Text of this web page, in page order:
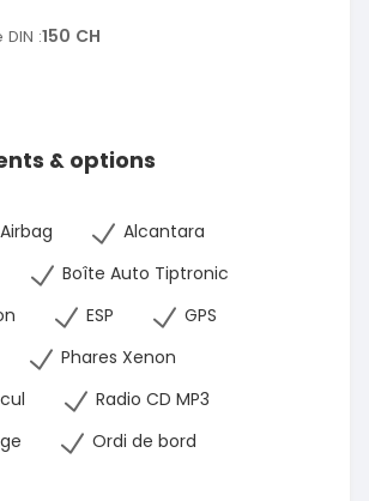
:150 CH
& options
Airbag
Alcantara
Boîte Auto Tiptronic
ESP
GPS
Phares Xenon
Radio CD MP3
Ordi de bord